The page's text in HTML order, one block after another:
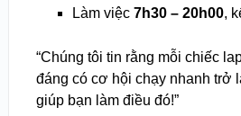
Làm việc 7h30 – 20h00,
“Chúng tôi tin rằng mỗi chiếc
đáng có cơ hội chạy nhanh trở
giúp bạn làm điều đó!”